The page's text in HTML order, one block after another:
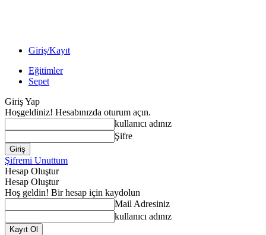
Giriş/Kayıt
Eğitimler
Sepet
Giriş Yap
Hoşgeldiniz! Hesabınızda oturum açın.
kullanıcı adınız
Şifre
Şifremi Unuttum
Hesap Oluştur
Hesap Oluştur
Hoş geldin! Bir hesap için kaydolun
Mail Adresiniz
kullanıcı adınız